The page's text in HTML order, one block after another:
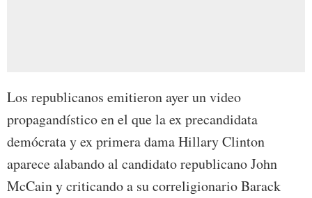
Los republicanos emitieron ayer un video
propagandístico en el que la ex precandidata
demócrata y ex primera dama Hillary Clinton
aparece alabando al candidato republicano John
McCain y criticando a su correligionario Barack